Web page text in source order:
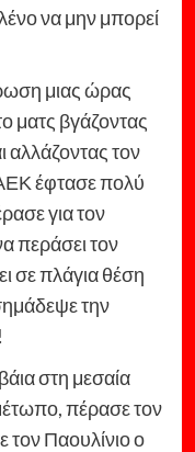
να μην μπορεί
μιας ώρας
ματς βγάζοντας
αλλάζοντας τον
έφτασε πολύ
για τον
περάσει τον
σε πλάγια θέση
την
στη μεσαία
πέρασε τον
τον Παουλίνιο ο